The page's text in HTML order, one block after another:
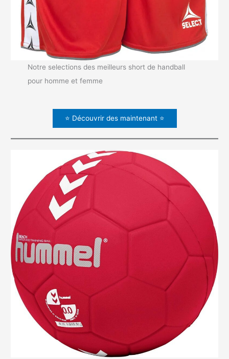
Notre selections des meilleurs short de handball
pour homme et femme
⭐ Découvrir des maintenant ⭐